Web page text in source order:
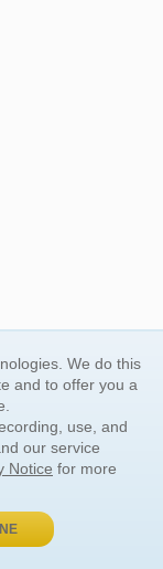
We do this
and to offer you a
use, and
our service
Notice for more